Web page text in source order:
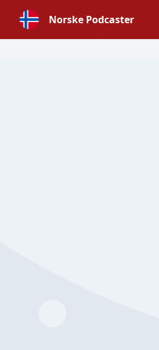
Norske Podcaster